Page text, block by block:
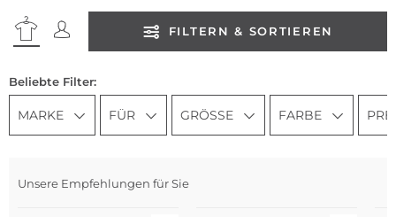
FILTERN & SORTIEREN
Beliebte Filter:
MARKE FÜR GRÖSSE FARBE
Unsere Empfehlungen für Sie
Bestseller